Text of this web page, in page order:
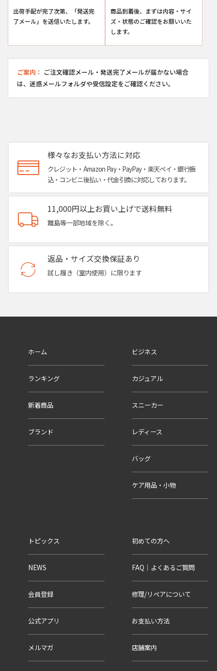
出荷手配が完了次第、「発送完
了メール」を送信いたします。
商品到着後、まずは内容・サイ
ズ・状態のご確認をお願いいた
します。
ご案内： ご注文確認メール・発送完了メールが届かない場合
は、迷惑メールフォルダや受信設定をご確認ください。
様々なお支払い方法に対応
クレジット・Amazon Pay・PayPay・楽天ペイ・銀行振
込・コンビニ後払い・代金引換に対応しております。
11,000円以上お買い上げで送料無料
離島等一部地域を除く。
返品・サイズ交換保証あり
試し履き（室内使用）に限ります
ホーム
ランキング
新着商品
ブランド
ビジネス
カジュアル
スニーカー
レディース
バッグ
ケア用品・小物
トピックス
NEWS
会員登録
公式アプリ
メルマガ
初めての方へ
FAQ｜よくあるご質問
修理/リペアについて
お支払い方法
店舗案内